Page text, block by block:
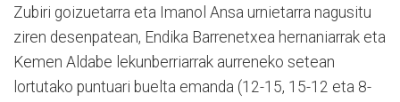
Zubiri goizuetarra eta Imanol Ansa urnietarra nagusitu
ziren desenpatean, Endika Barrenetxea hernaniarrak eta
Kemen Aldabe lekunberriarrak aurreneko setean
lortutako puntuari buelta emanda (12-15, 15-12 eta 8-